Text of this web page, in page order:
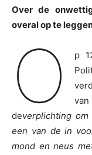
Over de
overal op te
O
p
deverplichting
een van de in
mond en neus